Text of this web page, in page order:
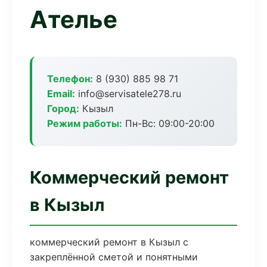
Ателье
Телефон: 8 (930) 885 98 71
Email: info@servisatele278.ru
Город: Кызыл
Режим работы: Пн-Вс: 09:00-20:00
Коммерческий ремонт
в Кызыл
коммерческий ремонт в Кызыл с
закреплённой сметой и понятными